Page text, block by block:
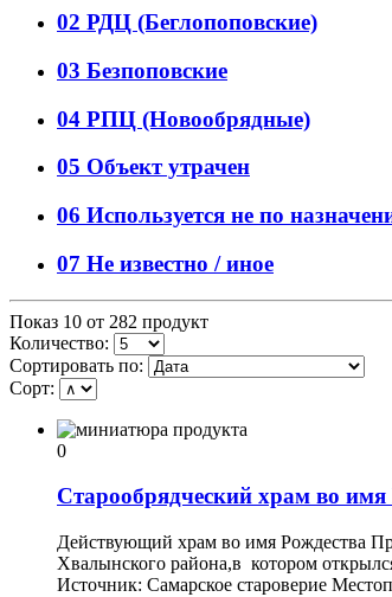
02 РДЦ (Беглопоповские)
03 Безпоповские
04 РПЦ (Новообрядные)
05 Объект утрачен
06 Используется не по
07 Не известно / иное
Показ 10 от 282 продукт
Количество:
Сортировать по:
Сорт:
0
Старообрядческий храм во
Действующий храм во имя Рождества
Хвалынского района,в котором
Источник: Самарское староверие